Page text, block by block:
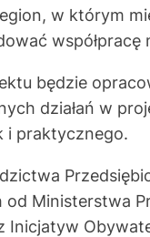
w którym
będzie
działań w
i praktycznego.
Ministerstwa
Inicjatyw